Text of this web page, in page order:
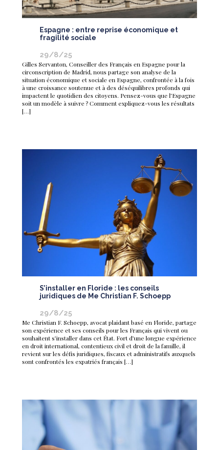
Espagne : entre reprise économique et
fragilité sociale
29/8/25
Gilles Servanton, Conseiller des Français en Espagne pour la
circonscription de Madrid, nous partage son analyse de la
situation économique et sociale en Espagne, confrontée à la fois
à une croissance soutenue et à des déséquilibres profonds qui
impactent le quotidien des citoyens. Pensez-vous que l’Espagne
soit un modèle à suivre ? Comment expliquez-vous les résultats
[…]
S’installer en Floride : les conseils
juridiques de Me Christian F. Schoepp
29/8/25
Me Christian F. Schoepp, avocat plaidant basé en Floride, partage
son expérience et ses conseils pour les Français qui vivent ou
souhaitent s’installer dans cet État. Fort d’une longue expérience
en droit international, contentieux civil et droit de la famille, il
revient sur les défis juridiques, fiscaux et administratifs auxquels
sont confrontés les expatriés français […]